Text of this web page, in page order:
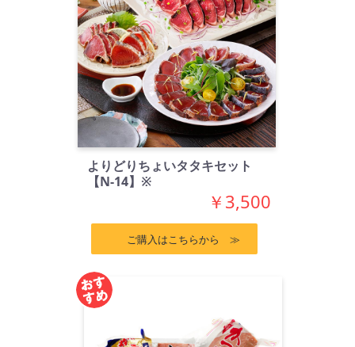
よりどりちょいタタキセット
【N-14】※
￥3,500
ご購入はこちらから ≫